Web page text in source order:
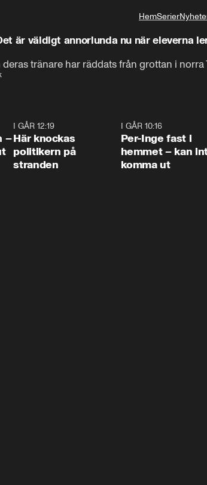
HemSerier
är väldigt annorlunda nu när eleverna
tränare har räddats från grottan i
–
I GÅR 12:19
Här knockas
politikern på
stranden
I GÅR 10:16
Per-Inge fast i
hemmet – kan
komma ut